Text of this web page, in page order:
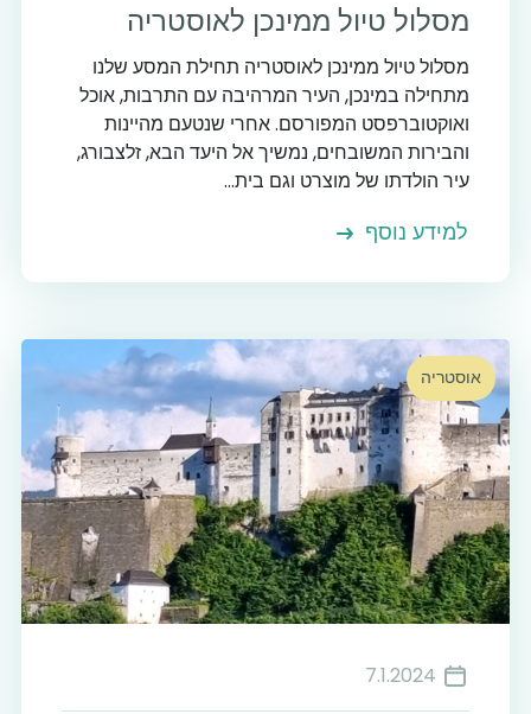
מסלול טיול ממינכן לאוסטריה
מסלול טיול ממינכן לאוסטריה תחילת המסע שלנו
מתחילה במינכן, העיר המרהיבה עם התרבות, אוכל
ואוקטוברפסט המפורסם. אחרי שנטעם מהיינות
והבירות המשובחים, נמשיך אל היעד הבא, זלצבורג,
עיר הולדתו של מוצרט וגם בית...
למידע נוסף
אוסטריה
7.1.2024